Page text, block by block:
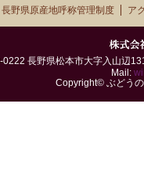
長野県原産地呼称管理制度
ア
0222 長野県松本市大字入山辺
Mail:
Copyright© ぶどう